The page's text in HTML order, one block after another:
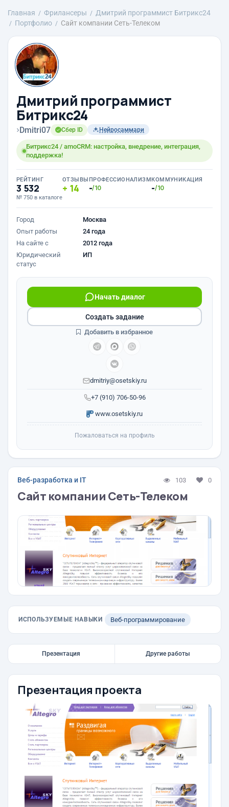
Главная Фрилансеры
Дмитрий программист Битрикс24
Портфолио
Сайт компании Сеть-Телеком
Дмитрий программист
Битрикс24
›Dmitri07 Сбер ID Нейросаммари
Битрикс24 / amoCRM: настройка, внедрение, интеграция,
поддержка!
РЕЙТИНГ
3 532
№ 750 в каталоге
ОТЗЫВЫ
14
ПРОФЕССИОНАЛИЗМ
-/10
КОММУНИКАЦИЯ
-/10
Город
Москва
Опыт работы
24 года
На сайте с
2012 года
Юридический
статус
ИП
+7 (910) 706-50-96
Начать диалог
dmitriy@osetskiy.ru
www.osetskiy.ru
Создать задание
Добавить в избранное
Пожаловаться на профиль
Веб-разработка и IT 103 0
Сайт компании Сеть-Телеком
ИСПОЛЬЗУЕМЫЕ НАВЫКИ Веб-программирование
Презентация Другие работы
Презентация проекта